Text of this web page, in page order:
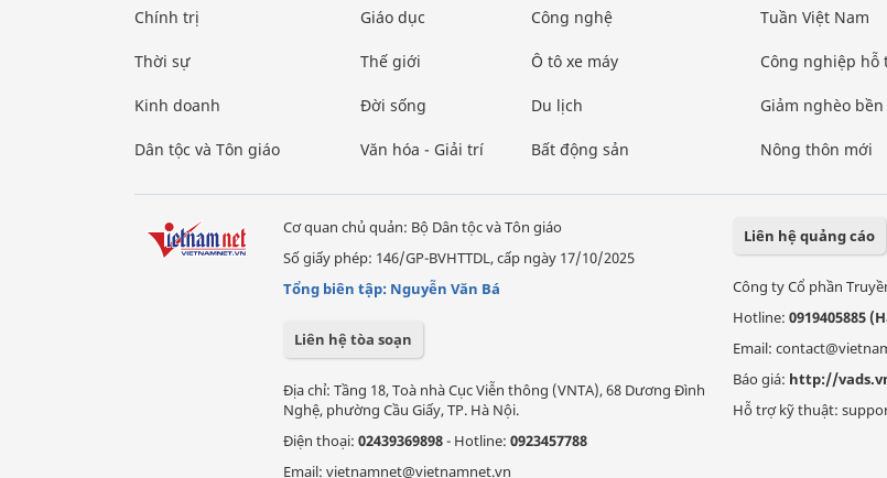
Chính trị
Thời sự
Kinh doanh
Dân tộc và Tôn giáo
Giáo dục
Thế giới
Đời sống
Văn hóa - Giải trí
Công nghệ
Ô tô xe máy
Du lịch
Bất động sản
Tuần Việt Nam
Công nghiệp hỗ
Giảm nghèo
Nông thôn mới
Cơ quan chủ quản: Bộ Dân tộc và Tôn giáo
Số giấy phép: 146/GP-BVHTTDL, cấp ngày 17/10/2025
Tổng biên tập: Nguyễn Văn Bá
Liên hệ tòa soạn
Địa chỉ: Tầng 18, Toà nhà Cục Viễn thông (VNTA), 68 Dương Đình
Nghệ, phường Cầu Giấy, TP. Hà Nội.
Điện thoại: 02439369898- Hotline: 0923457788
Email: vietnamnet@vietnamnet.vn
Liên hệ quảng cáo
Công ty Cổ phần
Hotline: 0919405885
Email:
Báo giá: http://
Hỗ trợ kỹ thuật: